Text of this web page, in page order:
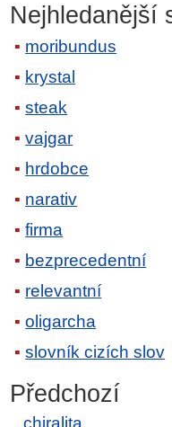
Nejhledanější
moribundus
krystal
steak
vajgar
hrdobce
narativ
firma
bezprecedentní
relevantní
oligarcha
slovník cizích slov
Předchozí